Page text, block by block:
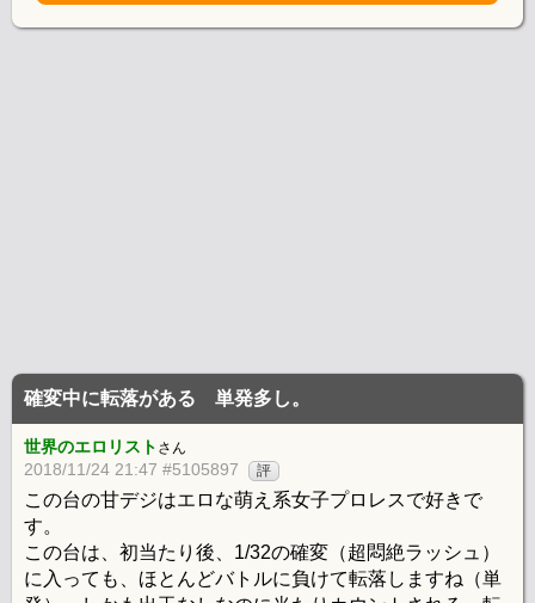
確変中に転落がある 単発多し。
世界のエロリスト さん
2018/11/24 21:47 #5105897 評
この台の甘デジはエロな萌え系女子プロレスで好きで
す。
この台は、初当たり後、1/32の確変（超悶絶ラッシュ）
に入っても、ほとんどバトルに負けて転落しますね（単